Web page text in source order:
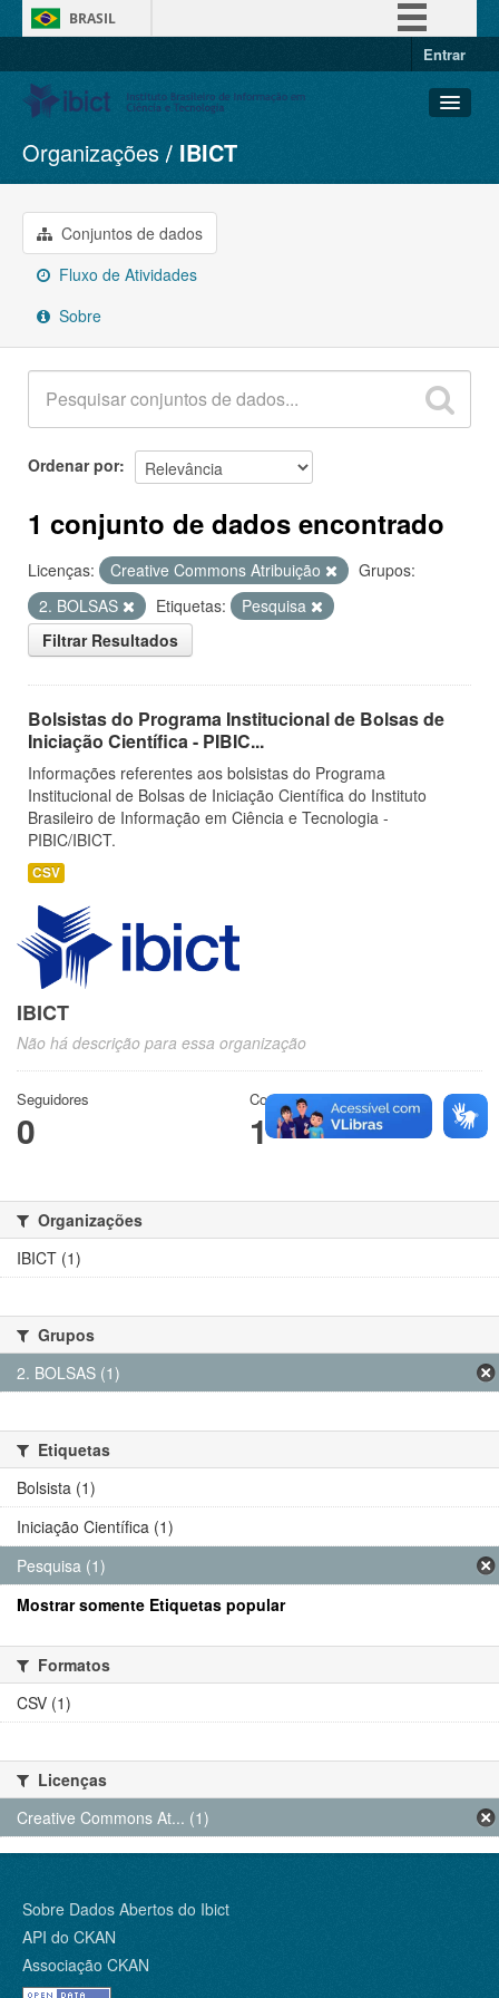
BRASIL
Entrar
Conjuntos de dados
Organizações
Grupos
Sobre
Organizações IBICT
Conjuntos de dados
Fluxo de Atividades
Sobre
Ordenar por
1 conjunto de dados encontrado
Licenças: Creative Commons Atribuição
Grupos:
2. BOLSAS
Etiquetas:
Pesquisa
Filtrar Resultados
Bolsistas do Programa Institucional de Bolsas de
Iniciação Científica - PIBIC...
Informações referentes aos bolsistas do Programa
Institucional de Bolsas de Iniciação Científica do Instituto
Brasileiro de Informação em Ciência e Tecnologia -
PIBIC/IBICT.
CSV
IBICT
Não há descrição para essa organização
Seguidores
0
Conjuntos de dados
1
Organizações
IBICT (1)
Grupos
2. BOLSAS (1)
Etiquetas
Bolsista (1)
Iniciação Científica (1)
Pesquisa (1)
Mostrar somente Etiquetas popular
Formatos
CSV (1)
Licenças
Creative Commons At... (1)
Sobre Dados Abertos do Ibict
API do CKAN
Associação CKAN